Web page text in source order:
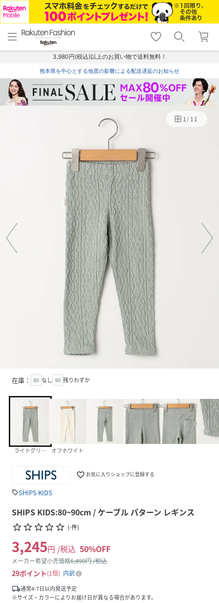
menu home
トップ
shopping_cart lock_outline
ログイン
3,980円(税込)以上のお買い物で送料無料！
熊本県を中心とする地震の影響による配送遅延のお知らせ
1/11
在庫： 80 なし 90 残りわずか
ライトグリーン オフホワイト
favorite_border お気に入りショップに登録する
sellSHIPS KIDS
SHIPS KIDS:80~90cm / ケーブル パターン レギンス
star_borderstar_borderstar_borderstar_borderstar_border (-件)
3,245円 /税込 50%OFF
メーカー希望小売価格6,490円 /税込
29ポイント 1倍
内訳
local_shipping通常4-7日以内発送予定
※サイズ・カラーによりお届け日が異なる場合があります。